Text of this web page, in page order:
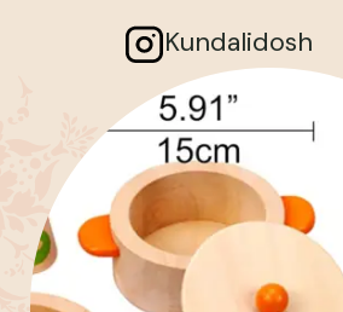
Kundalidosh